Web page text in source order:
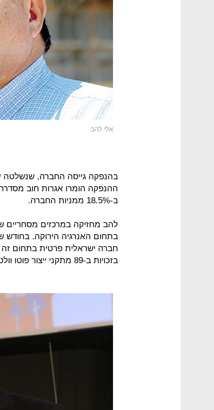
אלי להב
ב-18.5% ממניות החברה.
להב מחזיקה במרכזים מסחריים
בתחום האנרגיה הירוקה.
בזכויות ב-89 מתקני ייצור פוטו וולטאים בהספק מצטבר של כ-4 מגה וואט.